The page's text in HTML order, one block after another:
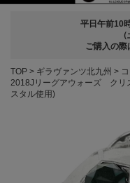
平日午前10
ご購入の際
TOP ギラヴァンツ北九州
2018Jリーグアウォーズ クリ
スタル使用)